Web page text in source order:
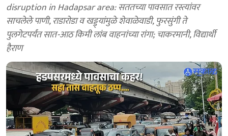
disruption in Hadapsar area: सततच्या पावसात रस्त्यांवर
साचलेले पाणी, राडारोडा व खड्ड्यांमुळे शेवाळेवाडी, फुरसुंगी ते
पुलगेटपर्यंत सात-आठ किमी लांब वाहनांच्या रांगा; चाकरमानी, विद्यार्थी
हैराण